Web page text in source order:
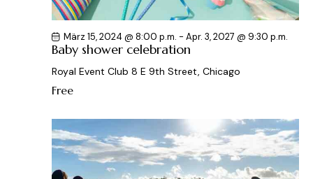
Baby shower celebration
März 15, 2024 @ 8:00 p.m. - Apr. 3, 2027 @ 9:30 p.m.
Royal Event Club 8 E 9th Street, Chicago
Free